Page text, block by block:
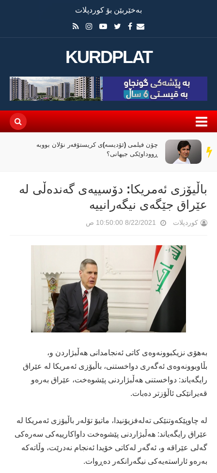
بەخێربێن بۆ کوردپلات
KURDPLAT
سەر
دێڕ
چۆن فیلمی (ئۆدیسە)ی کریستۆفەر نۆلان بووبە
ڕووداوێکی جیهانی؟
باڵیۆزی ئەمریکا: دۆسییەی گەندەڵی له‌
عێراق جێگه‌ی نیگەرانییە
کوردپلات 8/22/2021 10:50:00 ص
به‌هۆی نزیكبوونه‌وه‌ی كاتی ئه‌نجامدانی هه‌ڵبژاردن و،
بڵاوبوونه‌وه‌ی ئه‌گه‌ری دواخستنی، باڵیۆزی ئەمریکا لە عێراق
رایگەیاند: دواخستنی ھەڵبژاردنی پێشوەخت، عێراق بەرەو
قەیرانێکی ئاڵۆزتر دەبات.
لە چاوپێکەوتنێکی تەلەفزیۆنیدا، ماتیۆ تۆلەر باڵیۆزی ئەمریکا لە
عێراق رایگەیاند: ھەڵبژاردنی پێشوەخت داواکارییەکی سەرەکی
گەلی عێراقە و، ئەگەر لەکاتی خۆیدا ئه‌نجام نه‌درێت، وڵاتەکە
بەرەو ئاراستەیەکی نیگەرانکەر دەڕوات.